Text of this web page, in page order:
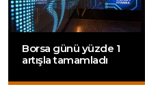
Borsa günü yüzde 1
artışla tamamladı